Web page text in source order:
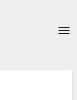
المحتوى